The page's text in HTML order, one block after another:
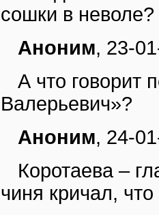
сошки в неволе?
Аноним, 23-
А что говорит
Валерьевич»?
Аноним, 24-
Коротаева –
чиня кричал,